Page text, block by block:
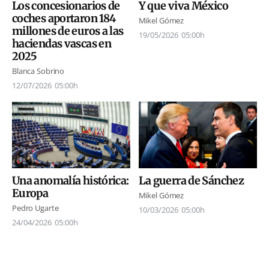
Los concesionarios de
coches aportaron 184
millones de euros a las
haciendas vascas en
2025
Blanca Sobrino
12/07/2026 05:00h
Y que viva México
Mikel Gómez
19/05/2026 05:00h
Una anomalía histórica:
Europa
Pedro Ugarte
24/04/2026 05:00h
La guerra de Sánchez
Mikel Gómez
10/03/2026 05:00h